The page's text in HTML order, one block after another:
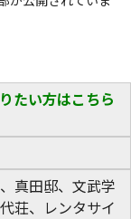
たい方はこちら
、 真田邸、 文武学
荘、 レンタサイ